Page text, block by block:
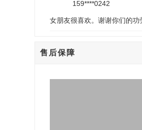
159****0242
女朋友很喜欢。谢谢你们的
售后保障